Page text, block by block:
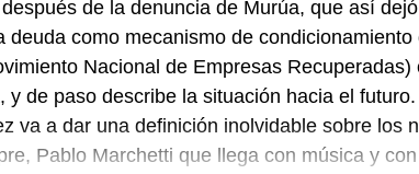
de la denuncia de Murúa, que así
deuda como mecanismo de condicionamiento
Nacional de Empresas
y de paso describe la situación hacia el
va a dar una definición inolvidable sobre los
Pablo Marchetti que llega con música y